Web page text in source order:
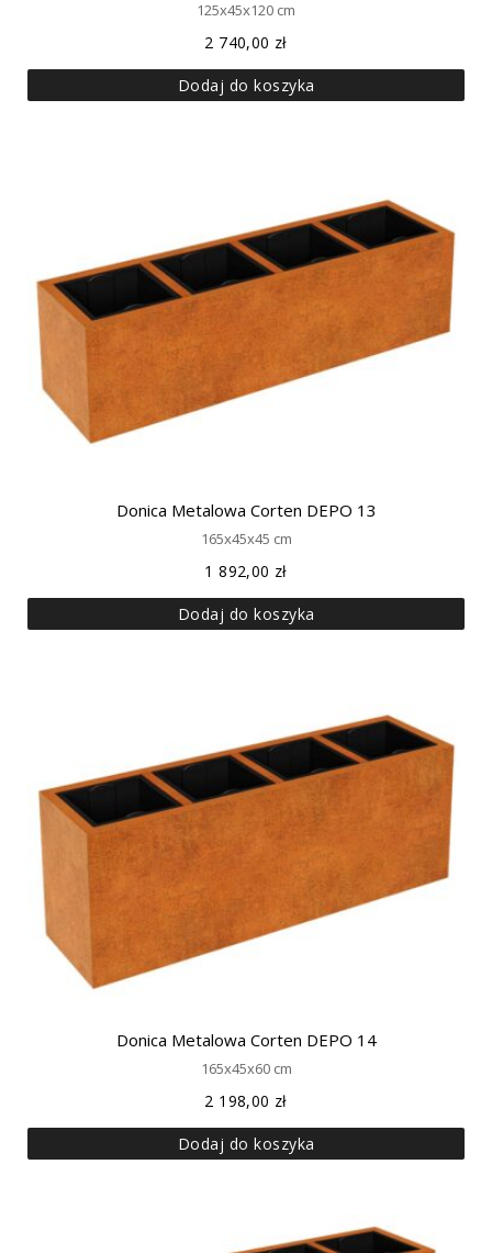
125x45x120 cm
2 740,00 zł
Dodaj do koszyka
Donica Metalowa Corten DEPO 13
165x45x45 cm
1 892,00 zł
Dodaj do koszyka
Donica Metalowa Corten DEPO 14
165x45x60 cm
2 198,00 zł
Dodaj do koszyka